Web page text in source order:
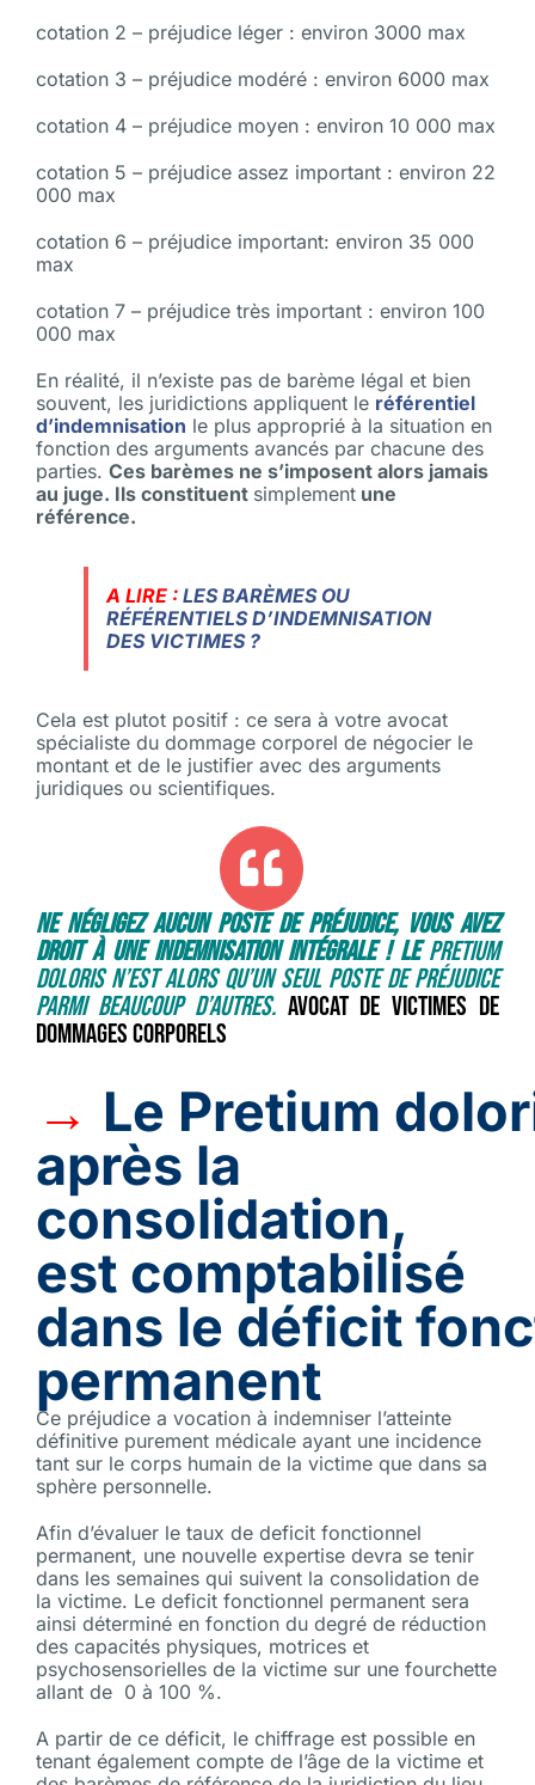
cotation 2 – préjudice léger : environ 3000 max
cotation 3 – préjudice modéré : environ 6000 max
cotation 4 – préjudice moyen : environ 10 000 max
cotation 5 – préjudice assez important : environ 22
000 max
cotation 6 – préjudice important: environ 35 000
max
cotation 7 – préjudice très important : environ 100
000 max
En réalité, il n’existe pas de barème légal et bien
souvent, les juridictions appliquent le référentiel
d’indemnisation le plus approprié à la situation en
fonction des arguments avancés par chacune des
parties. Ces barèmes ne s’imposent alors jamais
au juge. Ils constituent simplement une
référence.
A LIRE : LES BARÈMES OU
RÉFÉRENTIELS D’INDEMNISATION
DES VICTIMES ?
Cela est plutot positif : ce sera à votre avocat
spécialiste du dommage corporel de négocier le
montant et de le justifier avec des arguments
juridiques ou scientifiques.
Ne négligez aucun poste de préjudice, vous avez
droit à une indemnisation intégrale ! Lepretium
doloris n’est alors qu’un seul poste de préjudice
parmi beaucoup d’autres. Avocat de victimes de
dommages corporels
→ Le Pretium
après la
consolidation,
est comptabilisé
dans le déficit
permanent
Ce préjudice a vocation à indemniser l’atteinte
définitive purement médicale ayant une incidence
tant sur le corps humain de la victime que dans sa
sphère personnelle.
Afin d’évaluer le taux de deficit fonctionnel
permanent, une nouvelle expertise devra se tenir
dans les semaines qui suivent la consolidation de
la victime. Le deficit fonctionnel permanent sera
ainsi déterminé en fonction du degré de réduction
des capacités physiques, motrices et
psychosensorielles de la victime sur une fourchette
allant de 0 à 100 %.
A partir de ce déficit, le chiffrage est possible en
tenant également compte de l’âge de la victime et